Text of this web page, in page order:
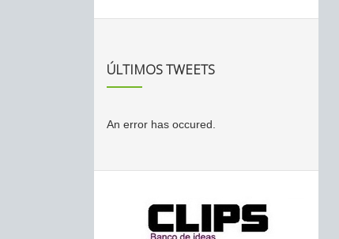
ÚLTIMOS TWEETS
An error has occured.